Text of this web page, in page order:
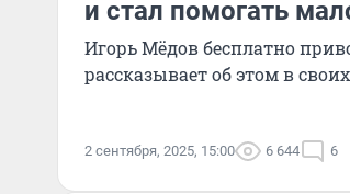
и стал помогать
Игорь Мёдов бесплатно
рассказывает об этом в
2 сентября, 2025, 15:00 6 644 6